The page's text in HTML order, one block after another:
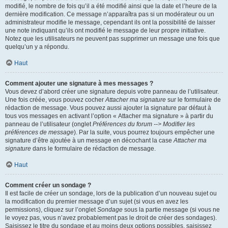
modifié, le nombre de fois qu’il a été modifié ainsi que la date et l’heure de la
dernière modification. Ce message n’apparaîtra pas si un modérateur ou un
administrateur modifie le message, cependant ils ont la possibilité de laisser
une note indiquant qu’ils ont modifié le message de leur propre initiative.
Notez que les utilisateurs ne peuvent pas supprimer un message une fois que
quelqu’un y a répondu.
Haut
Comment ajouter une signature à mes messages ?
Vous devez d’abord créer une signature depuis votre panneau de l’utilisateur.
Une fois créée, vous pouvez cocherAttacher ma signature sur le formulaire de
rédaction de message. Vous pouvez aussi ajouter la signature par défaut à
tous vos messages en activant l’option « Attacher ma signature » à partir du
panneau de l’utilisateur (ongletPréférences du forum --> Modifier les
préférences de message). Par la suite, vous pourrez toujours empêcher une
signature d’être ajoutée à un message en décochant la caseAttacher ma
signature dans le formulaire de rédaction de message.
Haut
Comment créer un sondage ?
Il est facile de créer un sondage, lors de la publication d’un nouveau sujet ou
la modification du premier message d’un sujet (si vous en avez les
permissions), cliquez sur l’ongletSondage sous la partie message (si vous ne
le voyez pas, vous n’avez probablement pas le droit de créer des sondages).
Saisissez le titre du sondage et au moins deux options possibles, saisissez